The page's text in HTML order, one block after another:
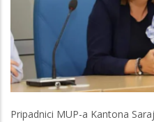
Pripadnici MUP-a Kantona